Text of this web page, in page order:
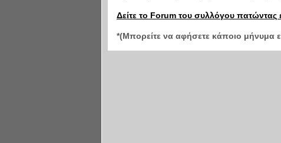
Δείτε το Forum του συλλόγου πατώντας
*(Μπορείτε να αφήσετε κάποιο μήνυμα